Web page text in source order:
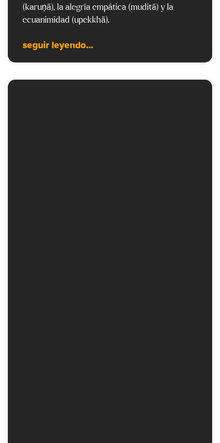
(karuṇā), la alegría empática (muditā) y la
ecuanimidad (upekkhā).
seguir leyendo...